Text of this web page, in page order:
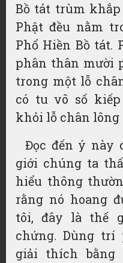
Bồ tát trùm khắp
Phật đều nằm
Phổ Hiền Bồ tát.
phân thân mười
trong một lỗ
có tu vô số
khỏi lỗ chân lông
Đọc đến ý này
giới chúng ta
hiểu thông
rằng nó hoang
tôi, đây là thế
chứng. Dùng trí
giải thích bằng